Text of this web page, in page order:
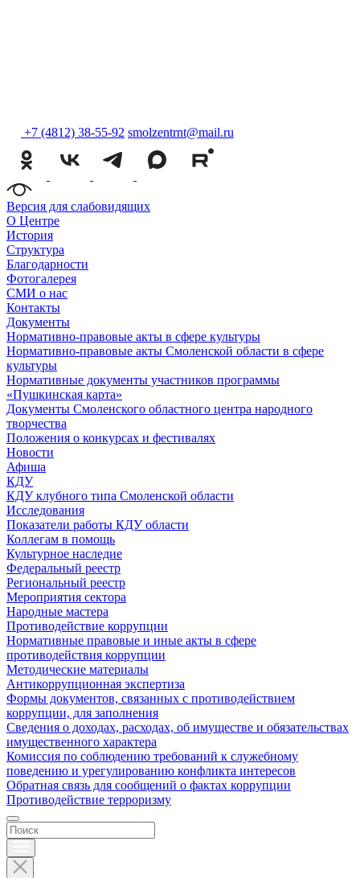
+7 (4812) 38-55-92 smolzentrnt@mail.ru
Версия для слабовидящих
О Центре
История
Структура
Благодарности
Фотогалерея
СМИ о нас
Контакты
Документы
Нормативно-правовые акты в сфере культуры
Нормативно-правовые акты Смоленской области в сфере
культуры
Нормативные документы участников программы
«Пушкинская карта»
Документы Смоленского областного центра народного
творчества
Положения о конкурсах и фестивалях
Новости
Афиша
КДУ
КДУ клубного типа Смоленской области
Исследования
Показатели работы КДУ области
Коллегам в помощь
Культурное наследие
Федеральный реестр
Региональный реестр
Мероприятия сектора
Народные мастера
Противодействие коррупции
Нормативные правовые и иные акты в сфере
противодействия коррупции
Методические материалы
Антикоррупционная экспертиза
Формы документов, связанных с противодействием
коррупции, для заполнения
Сведения о доходах, расходах, об имуществе и обязательствах
имущественного характера
Комиссия по соблюдению требований к служебному
поведению и урегулированию конфликта интересов
Обратная связь для сообщений о фактах коррупции
Противодействие терроризму